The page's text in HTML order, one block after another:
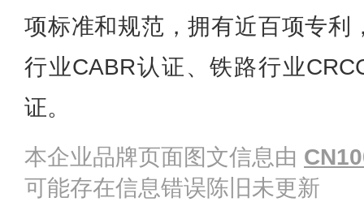
项标准和规范，拥有近百项专利
行业CABR认证、铁路行业
证。
本企业品牌页面图文信息由
可能存在信息错误陈旧未更新